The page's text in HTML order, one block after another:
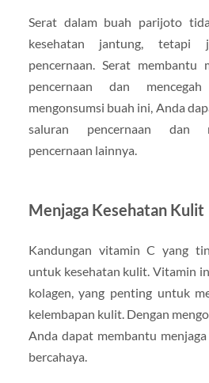
Serat dalam buah parijoto
kesehatan jantung, tetapi
pencernaan. Serat membantu
pencernaan dan
mengonsumsi buah ini, Anda
saluran pencernaan dan
pencernaan lainnya.
Menjaga Kesehatan Kulit
Kandungan vitamin C yang
untuk kesehatan kulit. Vitamin
kolagen, yang penting untuk
kelembapan kulit. Dengan
Anda dapat membantu
bercahaya.